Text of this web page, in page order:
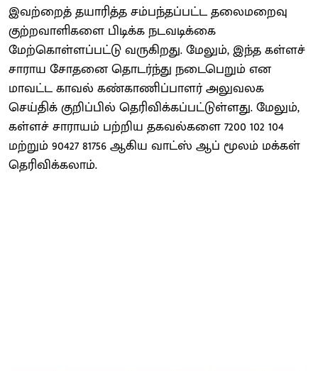
இவற்றைத் தயாரித்த சம்பந்தப்பட்ட தலைமறைவு
குற்றவாளிகளை பிடிக்க நடவடிக்கை
மேற்கொள்ளப்பட்டு வருகிறது. மேலும், இந்த கள்ளச்
சாராய சோதனை தொடர்ந்து நடைபெறும் என
மாவட்ட காவல் கண்காணிப்பாளர் அலுவலக
செய்திக் குறிப்பில் தெரிவிக்கப்பட்டுள்ளது. மேலும்,
கள்ளச் சாராயம் பற்றிய தகவல்களை 7200 102 104
மற்றும் 90427 81756 ஆகிய வாட்ஸ் ஆப் மூலம் மக்கள்
தெரிவிக்கலாம்.